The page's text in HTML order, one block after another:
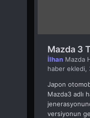
Mazda 3
İlhan Mazda
haber ekledi,
Japon
Mazda3 adlı
versiyonun